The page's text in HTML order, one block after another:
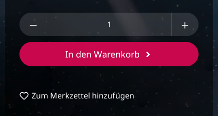
Produkt Anzahl: Gib den gewünschten
In den Warenkorb
Zum Merkzettel hinzufügen